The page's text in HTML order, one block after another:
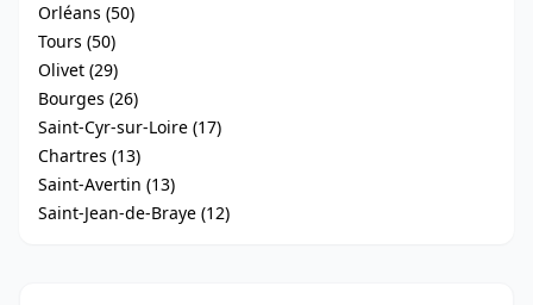
Orléans (50)
Tours (50)
Olivet (29)
Bourges (26)
Saint-Cyr-sur-Loire (17)
Chartres (13)
Saint-Avertin (13)
Saint-Jean-de-Braye (12)